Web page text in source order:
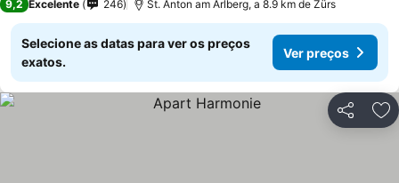
9,2 Excelente 246 St. Anton am Arlberg, a 8.9 km de Zürs
Selecione as datas para ver os preços
exatos.
Ver preços
Partilhar